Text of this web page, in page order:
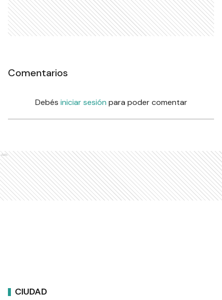
Comentarios
Debés iniciar sesión para poder comentar
Ads
CIUDAD